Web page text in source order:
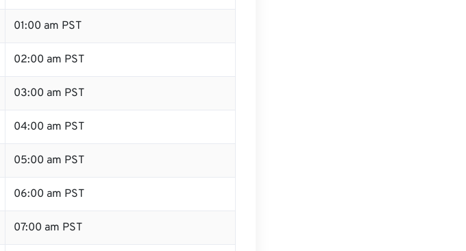
01:00 am PST
02:00 am PST
03:00 am PST
04:00 am PST
05:00 am PST
06:00 am PST
07:00 am PST